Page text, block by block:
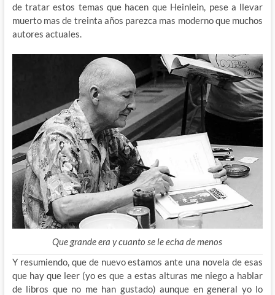
de tratar estos temas que hacen que Heinlein, pese a llevar
muerto mas de treinta años parezca mas moderno que muchos
autores actuales.
Que grande era y cuanto se le echa de menos
Y resumiendo, que de nuevo estamos ante una novela de esas
que hay que leer (yo es que a estas alturas me niego a hablar
de libros que no me han gustado) aunque en general yo lo